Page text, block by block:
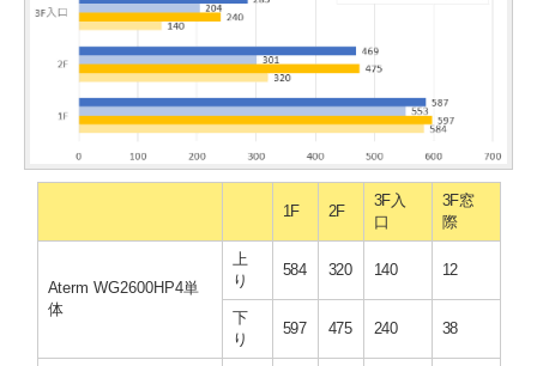
1F 2F
3F入
口
3F窓
際
Aterm WG2600HP4単
体
上
り
584 320 140 12
下
り
597 475 240 38